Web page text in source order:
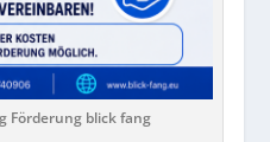
Förderung blick fang